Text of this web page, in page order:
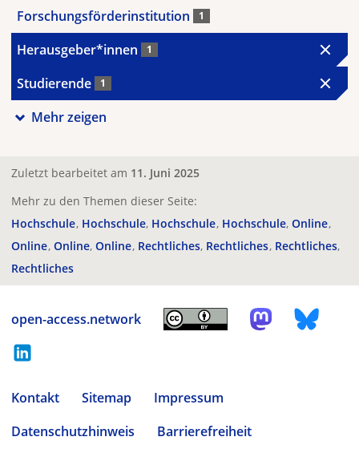
Forschungsförderinstitution 1
Herausgeber*innen 1
Studierende 1
Mehr zeigen
Zuletzt bearbeitet am 11. Juni 2025
Mehr zu den Themen dieser Seite:
Hochschule Hochschule Hochschule Hochschule Online
Online Online Online Rechtliches Rechtliches Rechtliches
Rechtliches
open-access.network
Kontakt Sitemap
Impressum
Datenschutzhinweis
Barrierefreiheit